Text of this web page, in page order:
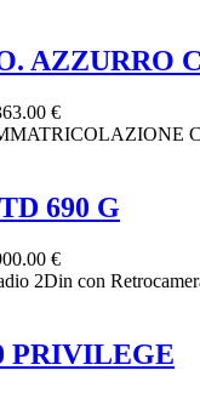
AZZURRO
€
690 G
€
2Din con
PRIVILEGE